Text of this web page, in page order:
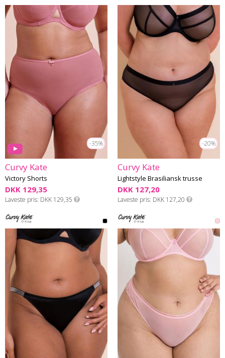
-35%
Curvy Kate
Victory Shorts
DKK 129,35
Laveste pris DKK 129,35
-20%
Curvy Kate
Lightstyle Brasiliansk trusse
DKK 127,20
Laveste pris DKK 127,20